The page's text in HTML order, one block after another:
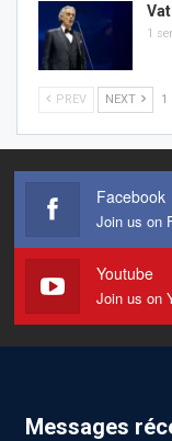
1
PREV NEXT 1
Facebook
Join us on
Youtube
Join us on
Messages